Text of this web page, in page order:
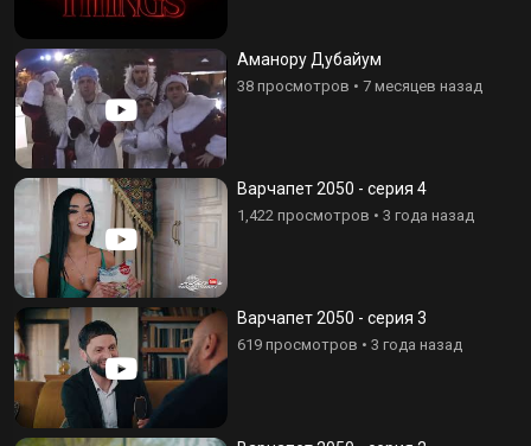
Аманору Дубайум
38 просмотров • 7 месяцев назад
Варчапет 2050 - серия 4
1,422 просмотров • 3 года назад
Варчапет 2050 - серия 3
619 просмотров • 3 года назад